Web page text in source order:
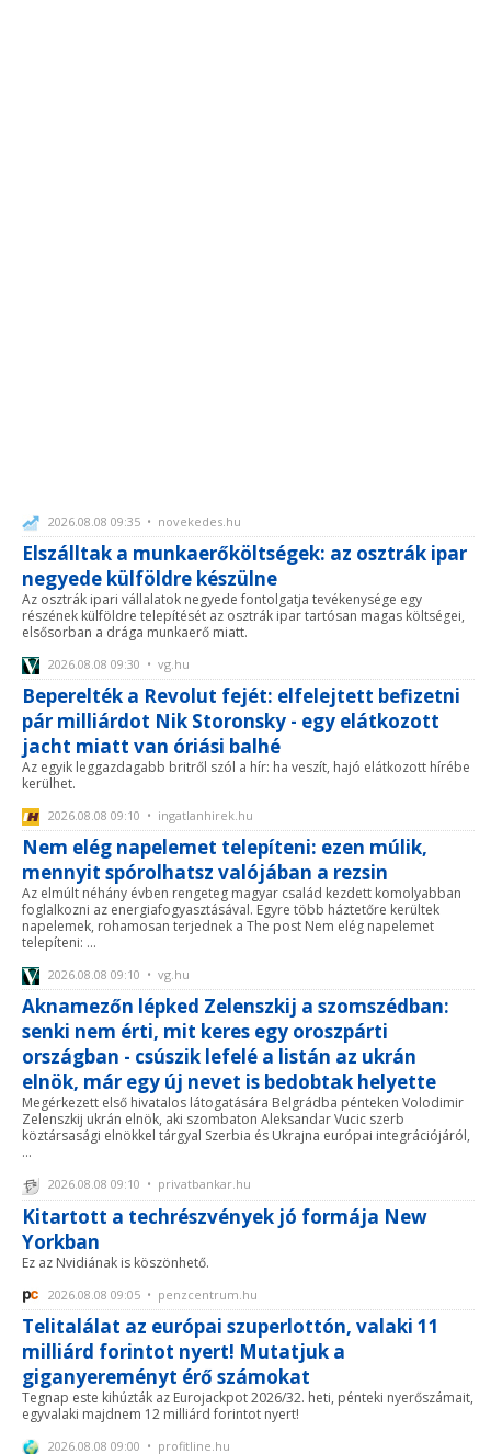
2026.08.08 09:35 • novekedes.hu
Elszálltak a munkaerőköltségek: az osztrák ipar
negyede külföldre készülne
Az osztrák ipari vállalatok negyede fontolgatja tevékenysége egy
részének külföldre telepítését az osztrák ipar tartósan magas költségei,
elsősorban a drága munkaerő miatt.
2026.08.08 09:30 • vg.hu
Beperelték a Revolut fejét: elfelejtett befizetni
pár milliárdot Nik Storonsky - egy elátkozott
jacht miatt van óriási balhé
Az egyik leggazdagabb britről szól a hír: ha veszít, hajó elátkozott hírébe
kerülhet.
2026.08.08 09:10 • ingatlanhirek.hu
Nem elég napelemet telepíteni: ezen múlik,
mennyit spórolhatsz valójában a rezsin
Az elmúlt néhány évben rengeteg magyar család kezdett komolyabban
foglalkozni az energiafogyasztásával. Egyre több háztetőre kerültek
napelemek, rohamosan terjednek a The post Nem elég napelemet
telepíteni: ...
2026.08.08 09:10 • vg.hu
Aknamezőn lépked Zelenszkij a szomszédban:
senki nem érti, mit keres egy oroszpárti
országban - csúszik lefelé a listán az ukrán
elnök, már egy új nevet is bedobtak helyette
Megérkezett első hivatalos látogatására Belgrádba pénteken Volodimir
Zelenszkij ukrán elnök, aki szombaton Aleksandar Vucic szerb
köztársasági elnökkel tárgyal Szerbia és Ukrajna európai integrációjáról,
...
2026.08.08 09:10 • privatbankar.hu
Kitartott a techrészvények jó formája New
Yorkban
Ez az Nvidiának is köszönhető.
2026.08.08 09:05 • penzcentrum.hu
Telitalálat az európai szuperlottón, valaki 11
milliárd forintot nyert! Mutatjuk a
giganyereményt érő számokat
Tegnap este kihúzták az Eurojackpot 2026/32. heti, pénteki nyerőszámait,
egyvalaki majdnem 12 milliárd forintot nyert!
2026.08.08 09:00 • profitline.hu